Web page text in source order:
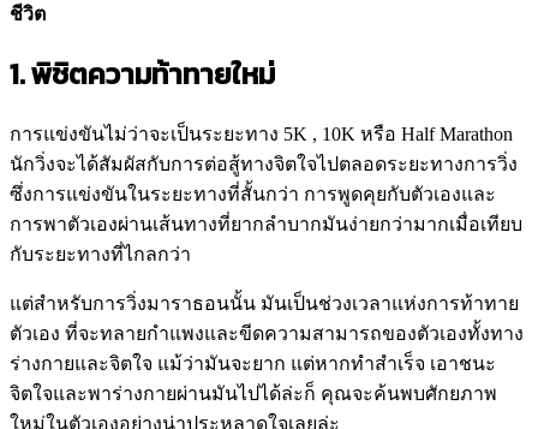
ชีวิต
1. พิชิตความท้าทายใหม่
การแข่งขันไม่ว่าจะเป็นระยะทาง 5K , 10K หรือ Half Marathon
นักวิ่งจะได้สัมผัสกับการต่อสู้ทางจิตใจไปตลอดระยะทางการวิ่ง
ซึ่งการแข่งขันในระยะทางที่สั้นกว่า การพูดคุยกับตัวเองและ
การพาตัวเองผ่านเส้นทางที่ยากลำบากมันง่ายกว่ามากเมื่อเทียบ
กับระยะทางที่ไกลกว่า
แต่สำหรับการวิ่งมาราธอนนั้น มันเป็นช่วงเวลาแห่งการท้าทาย
ตัวเอง ที่จะทลายกำแพงและขีดความสามารถของตัวเองทั้งทาง
ร่างกายและจิตใจ แม้ว่ามันจะยาก แต่หากทำสำเร็จ เอาชนะ
จิตใจและพาร่างกายผ่านมันไปได้ล่ะก็ คุณจะค้นพบศักยภาพ
ใหม่ในตัวเองอย่างน่าประหลาดใจเลยล่ะ